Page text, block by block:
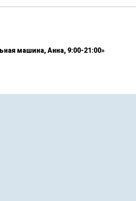
машина, Анна, 9:00-21:00»